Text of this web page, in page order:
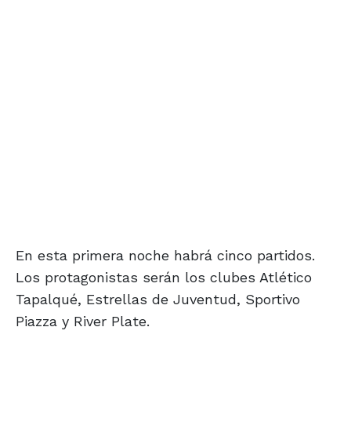
En esta primera noche habrá cinco partidos.
Los protagonistas serán los clubes Atlético
Tapalqué, Estrellas de Juventud, Sportivo
Piazza y River Plate.